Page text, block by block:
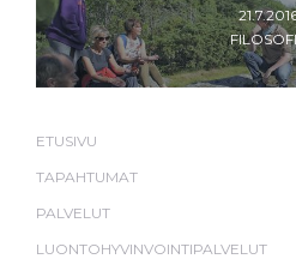
ETUSIVU
TAPAHTUMAT
PALVELUT
LUONTOHYVINVOINTIPALVELUT